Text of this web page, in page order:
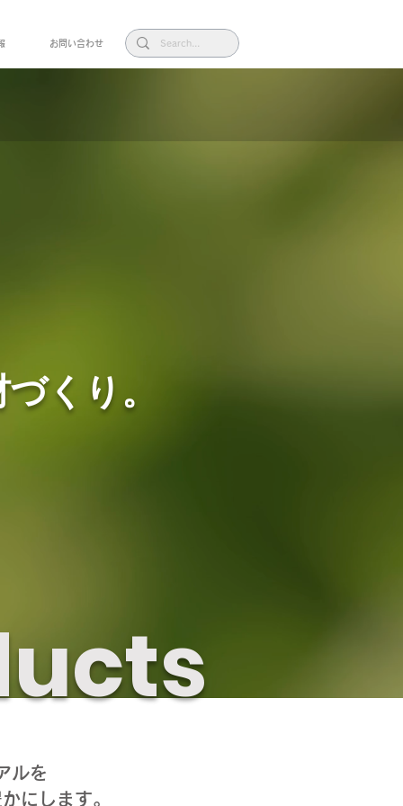
お問い合わせ
くり。
ルを
にします。